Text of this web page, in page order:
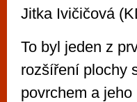
Jitka Ivičičová
To byl jeden z
rozšíření plochy
povrchem a jeho